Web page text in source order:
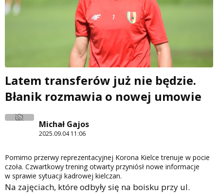
Latem transferów już nie będzie.
Błanik rozmawia o nowej umowie
Michał Gajos
2025.09.04 11:06
Pomimo przerwy reprezentacyjnej Korona Kielce trenuje w pocie
czoła. Czwartkowy trening otwarty przyniósł nowe informacje
w sprawie sytuacji kadrowej kielczan.
Na zajęciach, które odbyły się na boisku przy ul.